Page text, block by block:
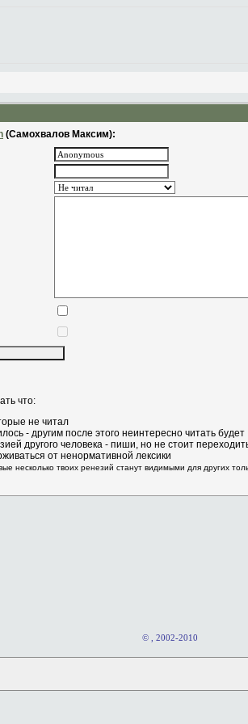
(Самохвалов Максим):
что:
не читал
- другим после этого неинтересно читать будет
другого человека - пиши, но не стоит
от ненормативной лексики
несколько твоих ренезий станут видимыми для других
© , 2002-2010